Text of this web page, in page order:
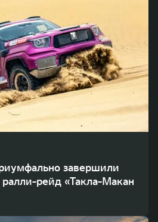
завершили
рейд «Такла-Макан